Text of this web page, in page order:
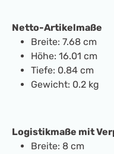
Netto-Artikelmaße
Breite: 7.68 cm
Höhe: 16.01 cm
Tiefe: 0.84 cm
Gewicht: 0.2 kg
Logistikmaße mit
Breite: 8 cm